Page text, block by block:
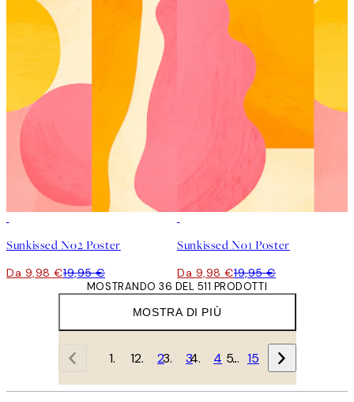
Sunkissed No2 Poster
Da 9,98 €19,95 €
Sunkissed No1 Poster
Da 9,98 €19,95 €
MOSTRA DI PIÙ
MOSTRANDO 36 DEL 511 PRODOTTI
1 2 3 4 … 15